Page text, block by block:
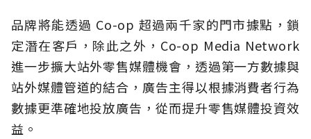
品牌將能透過 Co-op 超過兩千家的門市據點，鎖
定潛在客戶，除此之外，Co-op Media Network
進一步擴大站外零售媒體機會，透過第一方數據與
站外媒體管道的結合，廣告主得以根據消費者行為
數據更準確地投放廣告，從而提升零售媒體投資效
益。